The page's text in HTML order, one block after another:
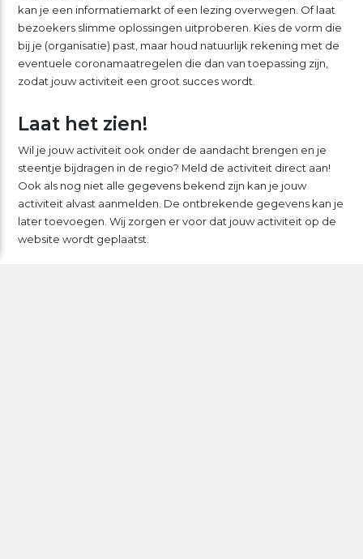
kan je een informatiemarkt of een lezing overwegen. Of laat
bezoekers slimme oplossingen uitproberen. Kies de vorm die
bij je (organisatie) past, maar houd natuurlijk rekening met de
eventuele coronamaatregelen die dan van toepassing zijn,
zodat jouw activiteit een groot succes wordt.
Laat het zien!
Wil je jouw activiteit ook onder de aandacht brengen en je
steentje bijdragen in de regio? Meld de activiteit direct aan!
Ook als nog niet alle gegevens bekend zijn kan je jouw
activiteit alvast aanmelden. De ontbrekende gegevens kan je
later toevoegen. Wij zorgen er voor dat jouw activiteit op de
website wordt geplaatst.